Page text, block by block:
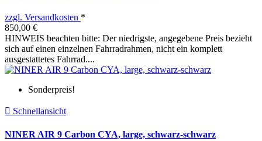
zzgl. Versandkosten *
850,00 €
HINWEIS beachten bitte: Der niedrigste, angegebene Preis bezieht
sich auf einen einzelnen Fahrradrahmen, nicht ein komplett
ausgestattetes Fahrrad....
Sonderpreis!
 Schnellansicht
NINER AIR 9 Carbon CYA, large, schwarz-schwarz